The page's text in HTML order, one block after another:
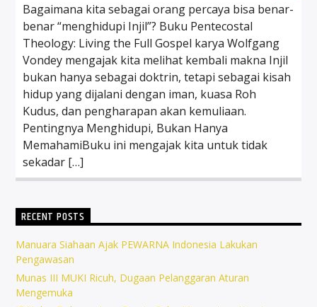
Bagaimana kita sebagai orang percaya bisa benar-
benar “menghidupi Injil”? Buku Pentecostal
Theology: Living the Full Gospel karya Wolfgang
Vondey mengajak kita melihat kembali makna Injil
bukan hanya sebagai doktrin, tetapi sebagai kisah
hidup yang dijalani dengan iman, kuasa Roh
Kudus, dan pengharapan akan kemuliaan.
Pentingnya Menghidupi, Bukan Hanya
MemahamiBuku ini mengajak kita untuk tidak
sekadar […]
RECENT POSTS
Manuara Siahaan Ajak PEWARNA Indonesia Lakukan
Pengawasan
Munas III MUKI Ricuh, Dugaan Pelanggaran Aturan
Mengemuka